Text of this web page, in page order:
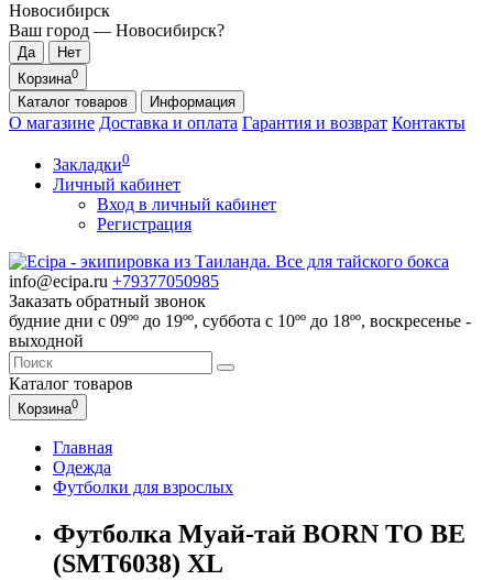
Новосибирск
Ваш город — Новосибирск?
Корзина0
Каталог товаров Информация
О магазине Доставка и оплата Гарантия и возврат Контакты
Закладки0
Личный кабинет
Вход в личный кабинет
Регистрация
info@ecipa.ru +79377050985
Заказать обратный звонок
будние дни с 09ºº до 19ºº, суббота с 10ºº до 18ºº, воскресенье -
выходной
Каталог товаров
Корзина0
Главная
Одежда
Футболки для взрослых
Футболка Муай-тай BORN TO BE
(SMT6038) XL